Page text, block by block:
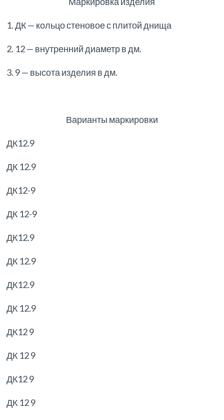
1. ДК — кольцо стеновое с плитой днища
2. 12 — внутренний диаметр в дм.
3. 9 — высота изделия в дм.
Варианты маркировки
ДК12.9
ДК 12.9
ДК12-9
ДК 12-9
ДК12.9
ДК 12.9
ДК12.9
ДК 12.9
ДК12 9
ДК 12 9
ДК12 9
ДК 12 9